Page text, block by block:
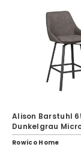
Alison Barstuhl
Dunkelgrau
Rowico Home